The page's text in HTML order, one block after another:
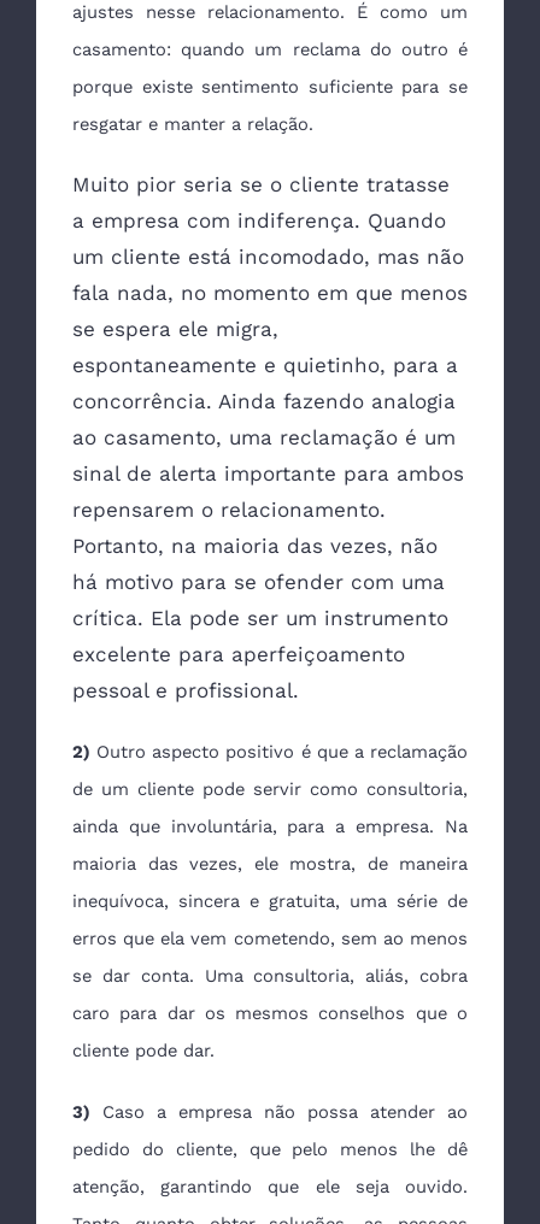
ajustes nesse relacionamento. É como um
casamento: quando um reclama do outro é
porque existe sentimento suficiente para se
resgatar e manter a relação.
Muito pior seria se o cliente tratasse
a empresa com indiferença. Quando
um cliente está incomodado, mas não
fala nada, no momento em que menos
se espera ele migra,
espontaneamente e quietinho, para a
concorrência. Ainda fazendo analogia
ao casamento, uma reclamação é um
sinal de alerta importante para ambos
repensarem o relacionamento.
Portanto, na maioria das vezes, não
há motivo para se ofender com uma
crítica. Ela pode ser um instrumento
excelente para aperfeiçoamento
pessoal e profissional.
2) Outro aspecto positivo é que a reclamação
de um cliente pode servir como consultoria,
ainda que involuntária, para a empresa. Na
maioria das vezes, ele mostra, de maneira
inequívoca, sincera e gratuita, uma série de
erros que ela vem cometendo, sem ao menos
se dar conta. Uma consultoria, aliás, cobra
caro para dar os mesmos conselhos que o
cliente pode dar.
3) Caso a empresa não possa atender ao
pedido do cliente, que pelo menos lhe dê
atenção, garantindo que ele seja ouvido.